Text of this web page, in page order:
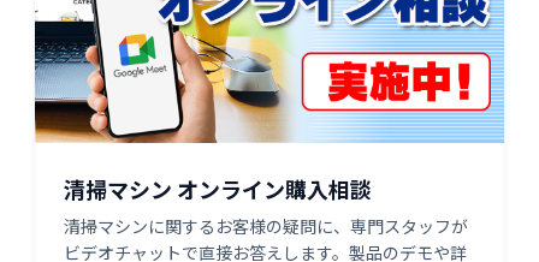
清掃マシン オンライン購入相談
清掃マシンに関するお客様の疑問に、専門スタッフが
ビデオチャットで直接お答えします。製品のデモや詳